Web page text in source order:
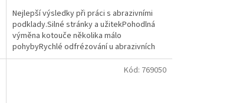
Nejlepší výsledky při práci s abrazivními
podklady.Silné stránky a užitekPohodlná
výměna kotouče několika málo
pohybyRychlé odfrézování u abrazivních
podkladůPrvotřídní...
Kód: 769050